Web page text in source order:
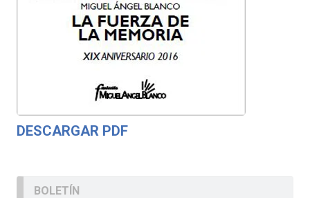
DESCARGAR PDF
BOLETÍN